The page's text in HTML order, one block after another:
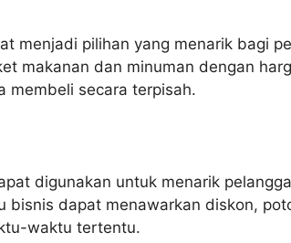
menjadi pilihan yang menarik bagi
makanan dan minuman dengan
membeli secara terpisah.
digunakan untuk menarik
bisnis dapat menawarkan diskon,
waktu tertentu.